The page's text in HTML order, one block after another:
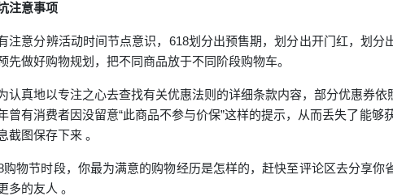
注意事项
注意分辨活动时间节点意识，618划分出预售期，划分出开门红，划分
先做好购物规划，把不同商品放于不同阶段购物车。
认真地以专注之心去查找有关优惠法则的详细条款内容，部分优惠券
曾有消费者因没留意“此商品不参与价保”这样的提示，从而丢失了能
截图保存下来 。
购物节时段，你最为满意的购物经历是怎样的，赶快至评论区去分享
多的友人 。